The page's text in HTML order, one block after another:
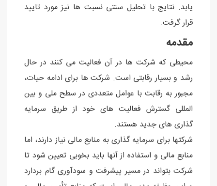
یابد. نتایج با تحلیل سنتی نسبت ها نیز مورد تایید
قرار گرفت.
مقدمه
محیطی كه شركت ها در آن فعالیت می كنند در حال
رشد و بسیار رقابتی است. شركت ها برای ادامه حیات،
مجبور به رقابت با عوامل متعددی در سطح ملی و بین
المللی گسترش فعالیت های خود از طریق سرمایه
گذاری های جدید هستند.
شركتها برای سرمایه گذاری به منابع مالی نیاز دارند، اما
منابع مالی و استفاده از آنها باید بخوبی تعیین شود تا
شركت بتواند در مسیر پیشرفت و سودآوری گام بردارد